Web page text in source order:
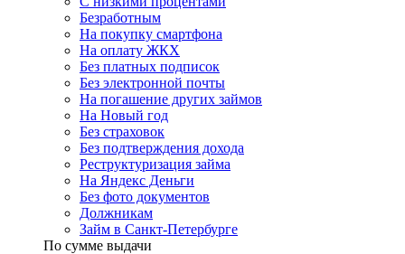
Безработным
На покупку смартфона
На оплату ЖКХ
Без платных подписок
Без электронной почты
На погашение других займов
На Новый год
Без страховок
Без подтверждения дохода
Реструктуризация займа
На Яндекс Деньги
Без фото документов
Должникам
Займ в Санкт-Петербурге
По сумме выдачи